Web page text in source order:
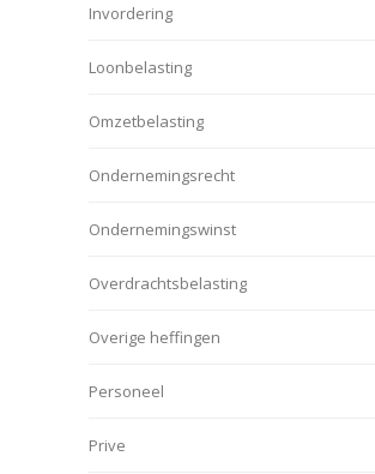
Invordering
Loonbelasting
Omzetbelasting
Ondernemingsrecht
Ondernemingswinst
Overdrachtsbelasting
Overige heffingen
Personeel
Prive